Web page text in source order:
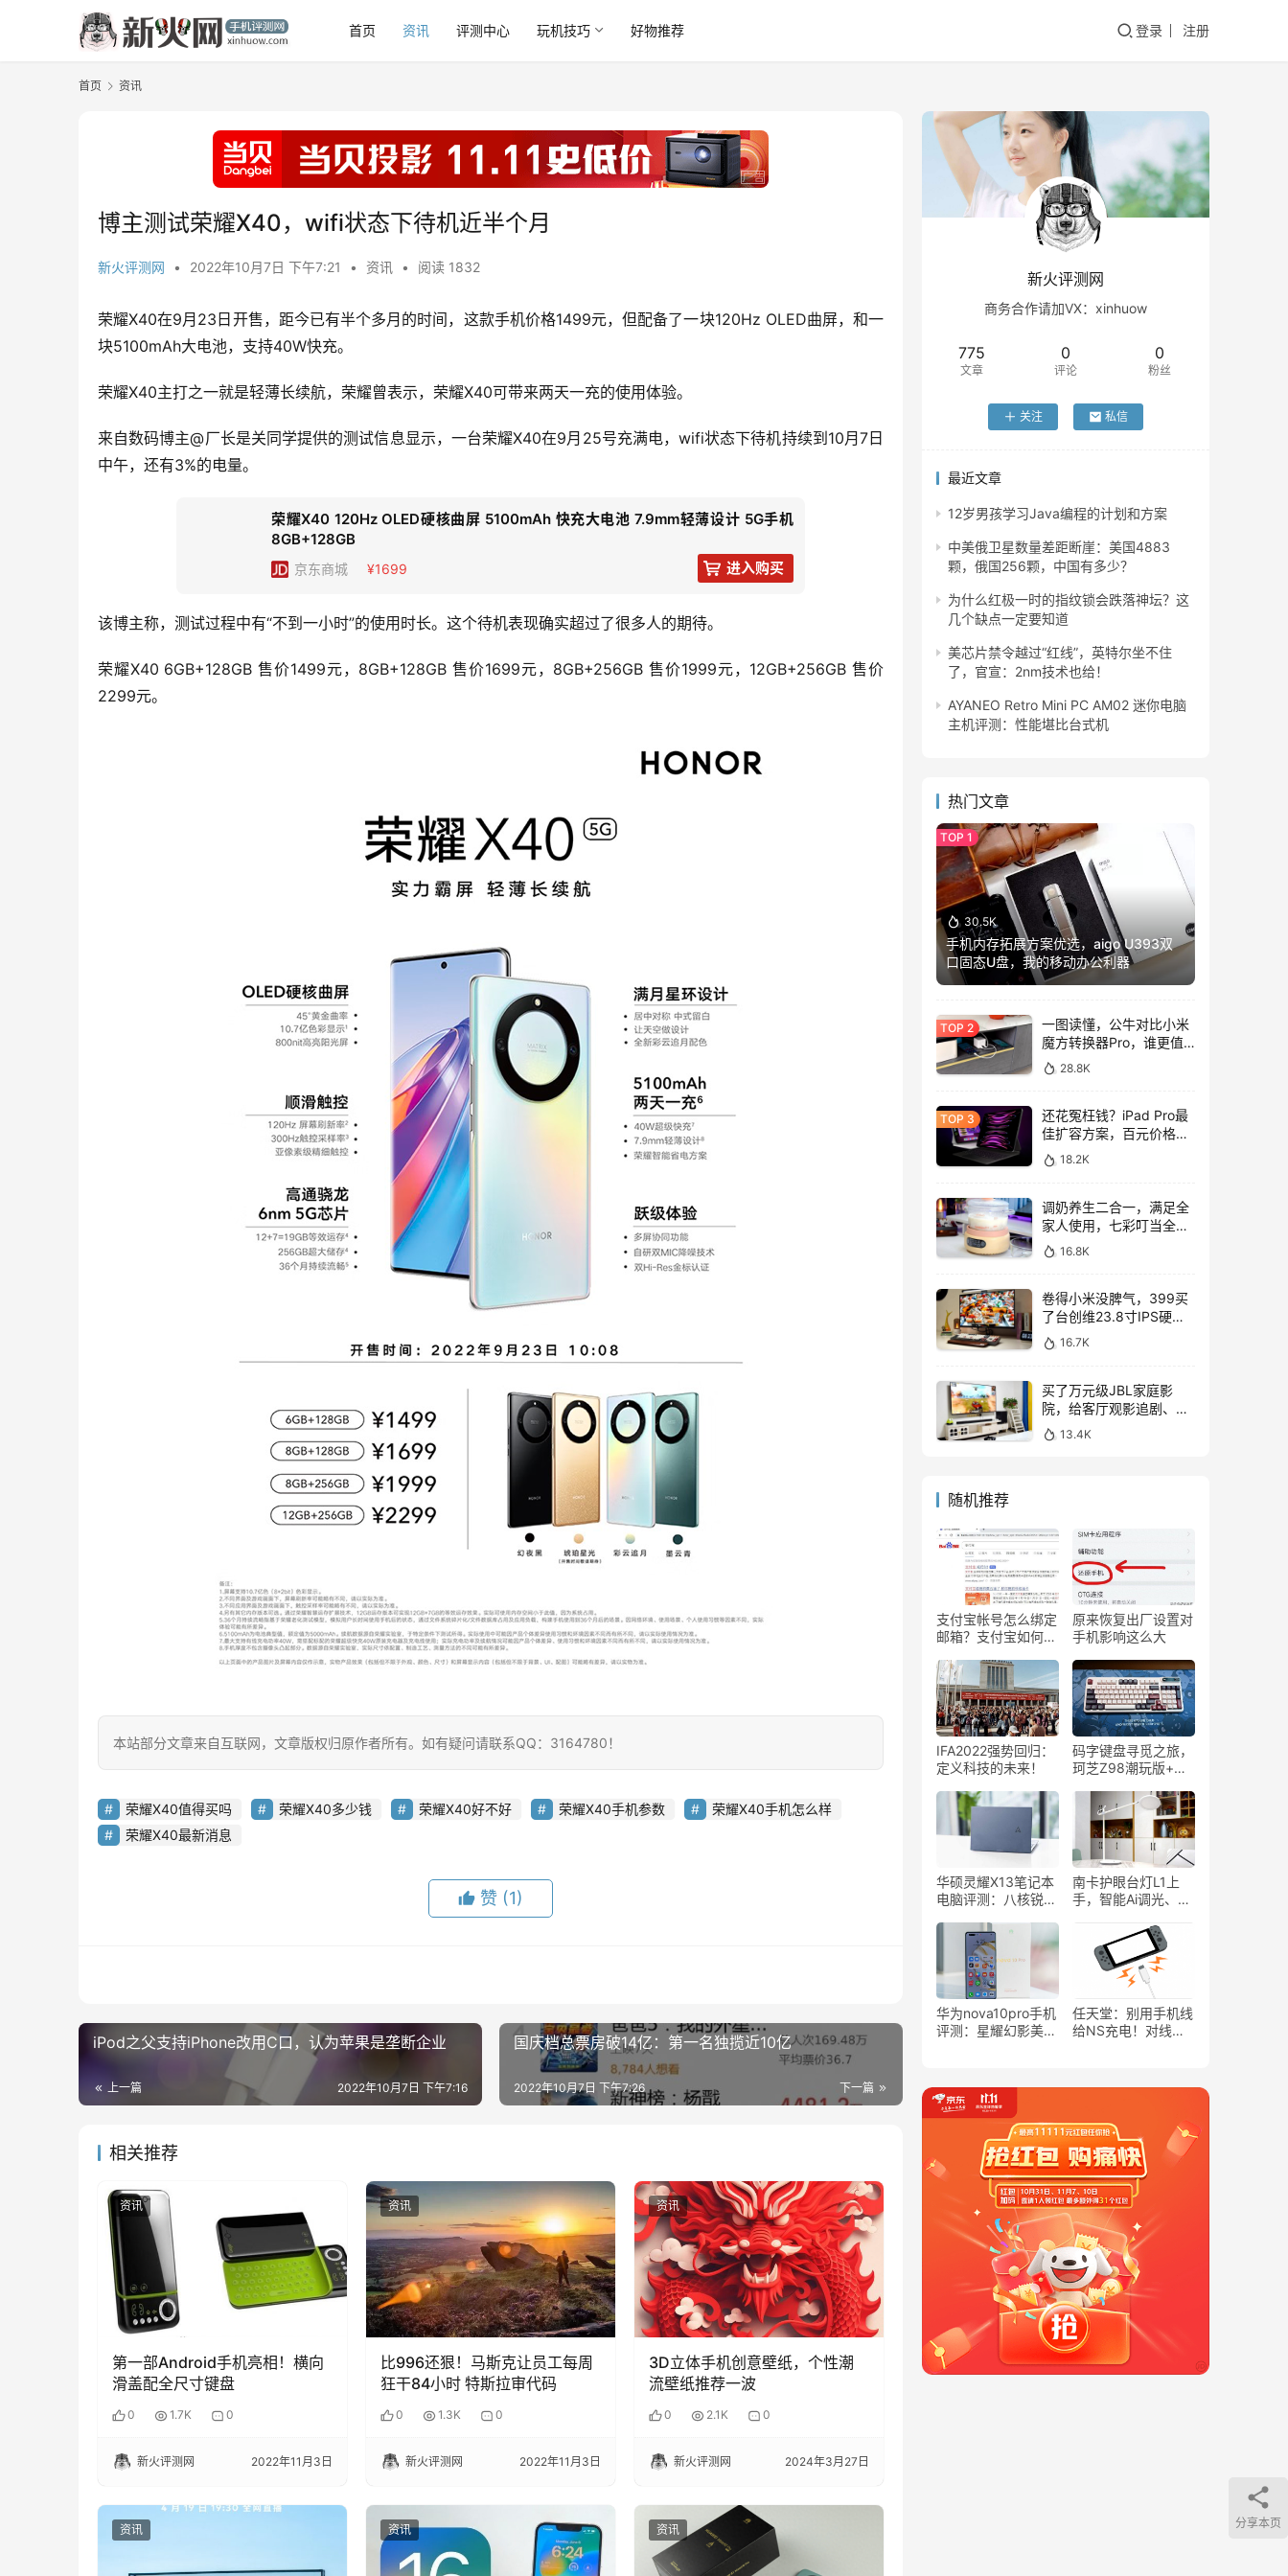
首页 资讯 评测中心 玩机技巧 好物推荐 登录 注册
首页 资讯
博主测试荣耀X40，wifi状态下待机近半个月
新火评测网 • 2022年10月7日 下午7:21 • 资讯 • 阅读 1832
荣耀X40在9月23日开售，距今已有半个多月的时间，这款手机价格1499元，但配备了一块120Hz OLED曲屏，和一
块5100mAh大电池，支持40W快充。
荣耀X40主打之一就是轻薄长续航，荣耀曾表示，荣耀X40可带来两天一充的使用体验。
来自数码博主@厂长是关同学提供的测试信息显示，一台荣耀X40在9月25号充满电，wifi状态下待机持续到10月7日
中午，还有3%的电量。
荣耀X40 120Hz OLED硬核曲屏 5100mAh 快充大电池 7.9mm轻薄设计 5G手机
8GB+128GB
京东商城 ¥1699 进入购买
该博主称，测试过程中有“不到一小时”的使用时长。这个待机表现确实超过了很多人的期待。
荣耀X40 6GB+128GB 售价1499元，8GB+128GB 售价1699元，8GB+256GB 售价1999元，12GB+256GB 售价
2299元。
本站部分文章来自互联网，文章版权归原作者所有。如有疑问请联系QQ：3164780！
荣耀X40值得买吗 荣耀X40多少钱 荣耀X40好不好 荣耀X40手机参数
荣耀X40手机怎么样
荣耀X40最新消息
赞 (1)
iPod之父支持iPhone改用C口，认为苹果是垄断企业
上一篇 2022年10月7日 下午7:16
国庆档总票房破14亿：第一名独揽近10亿
下一篇
2022年10月7日 下午7:26
相关推荐
资讯
第一部Android手机亮相！横向
滑盖配全尺寸键盘
0 1.7K 0
新火评测网 2022年11月3日
资讯
比996还狠！马斯克让员工每周
狂干84小时 特斯拉审代码
0 1.3K 0
新火评测网 2022年11月3日
资讯
3D立体手机创意壁纸，个性潮
流壁纸推荐一波
0 2.1K 0
新火评测网 2024年3月27日
资讯 资讯 资讯
新火评测网
商务合作请加VX：xinhuow
775
文章
0
评论
0
粉丝
关注 私信
最近文章
12岁男孩学习Java编程的计划和方案
中美俄卫星数量差距断崖：美国4883
颗，俄国256颗，中国有多少？
为什么红极一时的指纹锁会跌落神坛？这
几个缺点一定要知道
美芯片禁令越过“红线”，英特尔坐不住
了，官宣：2nm技术也给！
AYANEO Retro Mini PC AM02 迷你电脑
主机评测：性能堪比台式机
热门文章
30.5K
手机内存拓展方案优选，aigo U393双
口固态U盘，我的移动办公利器
一图读懂，公牛对比小米
魔方转换器Pro，谁更值
得入手？
28.8K
还花冤枉钱？iPad Pro最
佳扩容方案，百元价格轻
松拓展128GB
18.2K
调奶养生二合一，满足全
家人使用，七彩叮当全玻
璃调奶器上手体验
16.8K
卷得小米没脾气，399买
了台创维23.8寸IPS硬屏
显示器，表现如何？
16.7K
买了万元级JBL家庭影
院，给客厅观影追剧、游
戏互娱带来哪些提升？
13.4K
随机推荐
支付宝帐号怎么绑定
邮箱？支付宝如何绑
原来恢复出厂设置对
手机影响这么大
IFA2022强势回归：
定义科技的未来！
码字键盘寻觅之旅，
珂芝Z98潮玩版+换
华硕灵耀X13笔记本
电脑评测：八核锐龙
域全面屏,指纹解
锁,67Wh大电池！
南卡护眼台灯L1上
手，智能Ai调光、手
华为nova10pro手机
评测：星耀幻影美
任天堂：别用手机线
给NS充电！对线不
分享本页